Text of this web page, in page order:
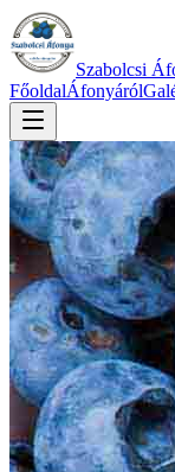
Szabolcsi
FőoldalÁfonyáról